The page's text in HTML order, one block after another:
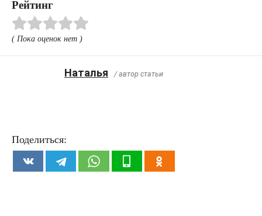
Рейтинг
( Пока оценок нет )
Наталья / автор статьи
Поделиться: